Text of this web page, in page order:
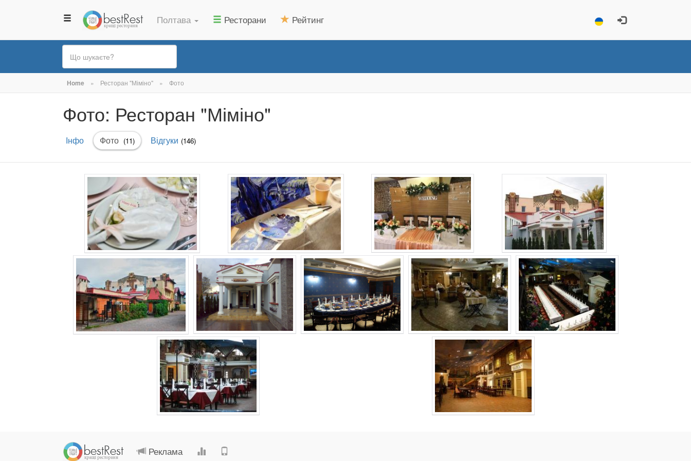
Полтава Ресторани Рейтинг
Ви
є
тут
Home » Ресторан "Міміно" » Фото
Фото: Ресторан "Міміно"
Первинні
вкладки
Інфо Фото (активна
вкладка)
(11) Відгуки (146)
Реклама